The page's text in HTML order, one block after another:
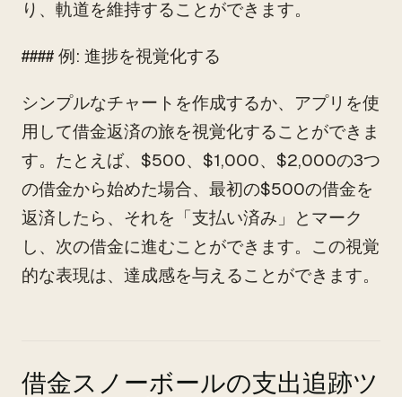
り、軌道を維持することができます。
#### 例: 進捗を視覚化する
シンプルなチャートを作成するか、アプリを使
用して借金返済の旅を視覚化することができま
す。たとえば、$500、$1,000、$2,000の3つ
の借金から始めた場合、最初の$500の借金を
返済したら、それを「支払い済み」とマーク
し、次の借金に進むことができます。この視覚
的な表現は、達成感を与えることができます。
借金スノーボールの支出追跡ツ